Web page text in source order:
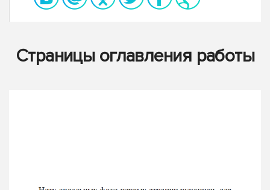
Страницы оглавления работы